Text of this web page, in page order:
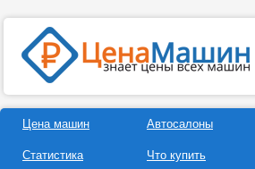
Цена машин
Статистика
Автосалоны
Что купить